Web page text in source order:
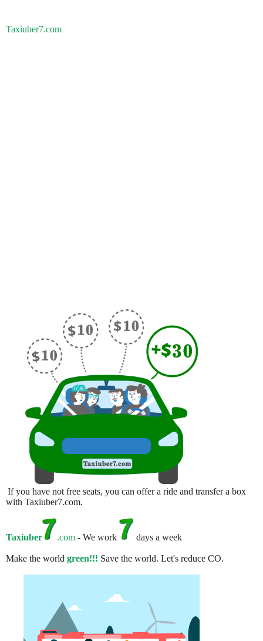
Taxiuber7.com
If you have not free seats, you can offer a ride and transfer a box
with Taxiuber7.com.
Taxiuber .com - We work days a week
Make the world green!!! Save the world. Let's reduce CO.